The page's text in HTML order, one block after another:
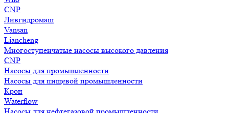
CNP
Ливгидромаш
Vansan
Liancheng
Многоступенчатые насосы высокого давления
CNP
Насосы для промышленности
Насосы для пищевой промышленности
Крон
Waterflow